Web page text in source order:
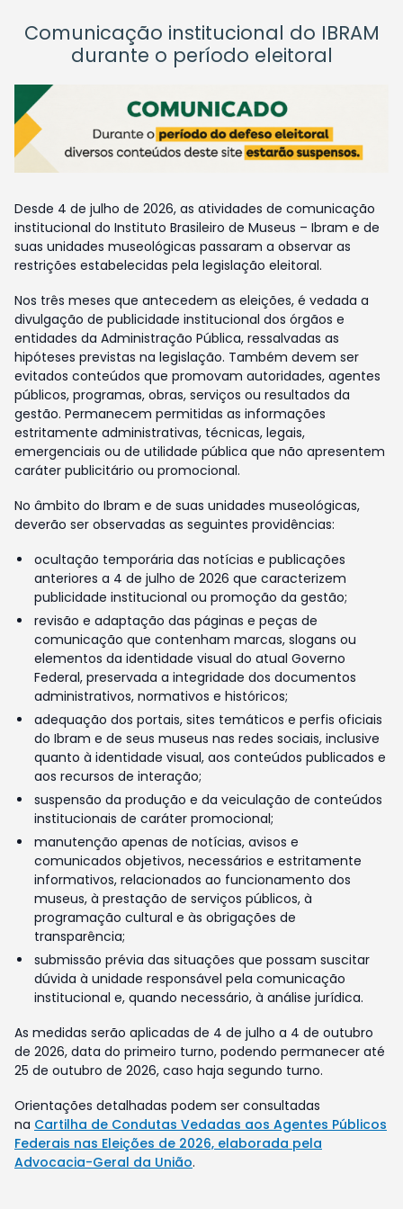
Comunicação institucional do IBRAM
durante o período eleitoral
Desde 4 de julho de 2026, as atividades de comunicação
institucional do Instituto Brasileiro de Museus – Ibram e de
suas unidades museológicas passaram a observar as
restrições estabelecidas pela legislação eleitoral.
Nos três meses que antecedem as eleições, é vedada a
divulgação de publicidade institucional dos órgãos e
entidades da Administração Pública, ressalvadas as
hipóteses previstas na legislação. Também devem ser
evitados conteúdos que promovam autoridades, agentes
públicos, programas, obras, serviços ou resultados da
gestão. Permanecem permitidas as informações
estritamente administrativas, técnicas, legais,
emergenciais ou de utilidade pública que não apresentem
caráter publicitário ou promocional.
No âmbito do Ibram e de suas unidades museológicas,
deverão ser observadas as seguintes providências:
ocultação temporária das notícias e publicações
anteriores a 4 de julho de 2026 que caracterizem
publicidade institucional ou promoção da gestão;
revisão e adaptação das páginas e peças de
comunicação que contenham marcas, slogans ou
elementos da identidade visual do atual Governo
Federal, preservada a integridade dos documentos
administrativos, normativos e históricos;
adequação dos portais, sites temáticos e perfis oficiais
do Ibram e de seus museus nas redes sociais, inclusive
quanto à identidade visual, aos conteúdos publicados e
aos recursos de interação;
suspensão da produção e da veiculação de conteúdos
institucionais de caráter promocional;
manutenção apenas de notícias, avisos e
comunicados objetivos, necessários e estritamente
informativos, relacionados ao funcionamento dos
museus, à prestação de serviços públicos, à
programação cultural e às obrigações de
transparência;
submissão prévia das situações que possam suscitar
dúvida à unidade responsável pela comunicação
institucional e, quando necessário, à análise jurídica.
As medidas serão aplicadas de 4 de julho a 4 de outubro
de 2026, data do primeiro turno, podendo permanecer até
25 de outubro de 2026, caso haja segundo turno.
Orientações detalhadas podem ser consultadas
na Cartilha de Condutas Vedadas aos Agentes Públicos
Federais nas Eleições de 2026, elaborada pela
Advocacia-Geral da União.